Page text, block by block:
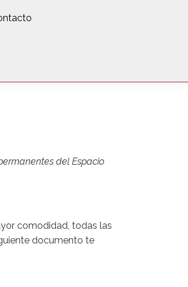
del Espacio
comodidad, todas las
documento te